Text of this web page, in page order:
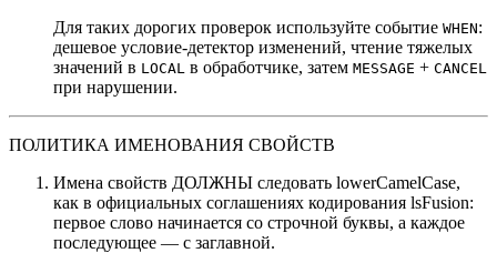
Для таких дорогих проверок используйте событие WHEN:
дешевое условие-детектор изменений, чтение тяжелых
значений в LOCAL в обработчике, затем MESSAGE + CANCEL
при нарушении.
ПОЛИТИКА ИМЕНОВАНИЯ СВОЙСТВ
Имена свойств ДОЛЖНЫ следовать lowerCamelCase,
как в официальных соглашениях кодирования lsFusion:
первое слово начинается со строчной буквы, а каждое
последующее — с заглавной.